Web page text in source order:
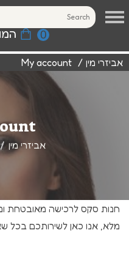
0
אביזרי מין /
My account
אביזרי מין
חנות סקס לרכישה מאובטחת
מלא, אנו כאן לשירותכם בכל